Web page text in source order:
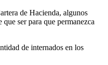
de Hacienda, algunos
ser para que permanezca
de internados en los